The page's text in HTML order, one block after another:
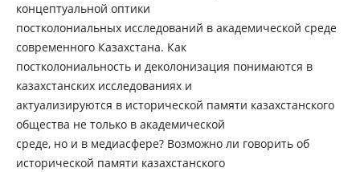
концептуальной оптики
постколониальных исследований в академической среде
современного Казахстана. Как
постколониальность и деколонизация понимаются в
казахстанских исследованиях и
актуализируются в исторической памяти казахстанского
общества не только в академической
среде, но и в медиасфере? Возможно ли говорить об
исторической памяти казахстанского